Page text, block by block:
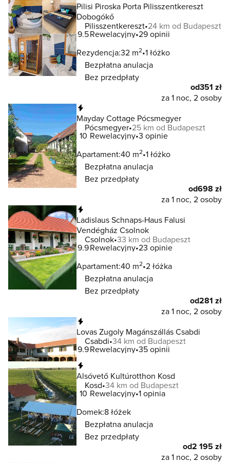
Pilisi Piroska Porta Pilisszentkereszt
Dobogókő
Pilisszentkereszt 24 km od Budapeszt
9.5Rewelacyjny 29 opinii
Rezydencja:32 m2 1 łóżko
Bezpłatna anulacja
Bez przedpłaty
od351 zł
za 1 noc, 2 osoby
Mayday Cottage Pócsmegyer
Pócsmegyer 25 km od Budapeszt
10 Rewelacyjny 3 opinie
Apartament:40 m2 1 łóżko
Bezpłatna anulacja
Bez przedpłaty
od698 zł
za 1 noc, 2 osoby
Ladislaus Schnaps-Haus Falusi
Vendégház Csolnok
Csolnok 33 km od Budapeszt
9.9Rewelacyjny 23 opinie
Apartament:40 m2 2 łóżka
Bezpłatna anulacja
Bez przedpłaty
od281 zł
za 1 noc, 2 osoby
Lovas Zugoly Magánszállás Csabdi
Csabdi 34 km od Budapeszt
9.9Rewelacyjny 35 opinii
Alsóvető Kultúrotthon Kosd
Kosd 34 km od Budapeszt
10 Rewelacyjny 1 opinia
Domek:8 łóżek
Bezpłatna anulacja
Bez przedpłaty
od2 195 zł
za 1 noc, 2 osoby